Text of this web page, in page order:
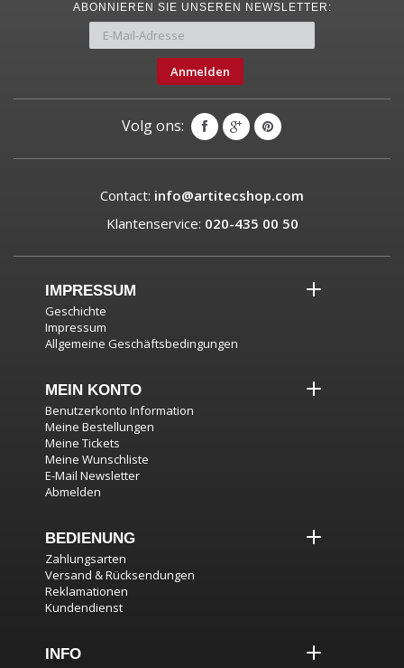
ABONNIEREN SIE UNSEREN NEWSLETTER:
Anmelden
Volg ons:
Contact: info@artitecshop.com
Klantenservice: 020-435 00 50
IMPRESSUM
Geschichte
Impressum
Allgemeine Geschäftsbedingungen
MEIN KONTO
Benutzerkonto Information
Meine Bestellungen
Meine Tickets
Meine Wunschliste
E-Mail Newsletter
Abmelden
BEDIENUNG
Zahlungsarten
Versand & Rücksendungen
Reklamationen
Kundendienst
INFO